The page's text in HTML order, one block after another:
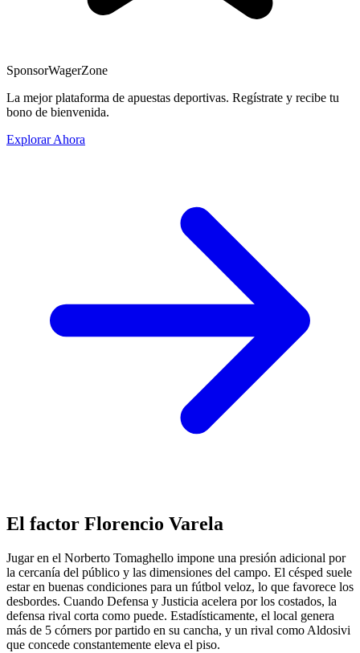
SponsorWagerZone
La mejor plataforma de apuestas deportivas. Regístrate y recibe tu
bono de bienvenida.
Explorar Ahora
El factor Florencio Varela
Jugar en el Norberto Tomaghello impone una presión adicional por
la cercanía del público y las dimensiones del campo. El césped suele
estar en buenas condiciones para un fútbol veloz, lo que favorece los
desbordes. Cuando Defensa y Justicia acelera por los costados, la
defensa rival corta como puede. Estadísticamente, el local genera
más de 5 córners por partido en su cancha, y un rival como Aldosivi
que concede constantemente eleva el piso.